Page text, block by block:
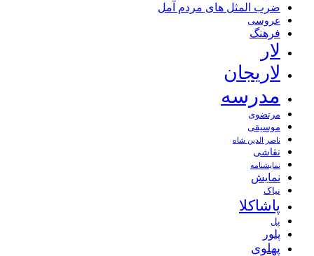
ضرب المثل های مردم آمل
عروسی
فرهنگ
لار
لاریجان
مدرسه
مرتضوی
موسیقی
ناصر الدین شاه
نقاشی
نمايشنامه
نمایش
نیاک
پاشاکلا
پل
پلور
پهلوی